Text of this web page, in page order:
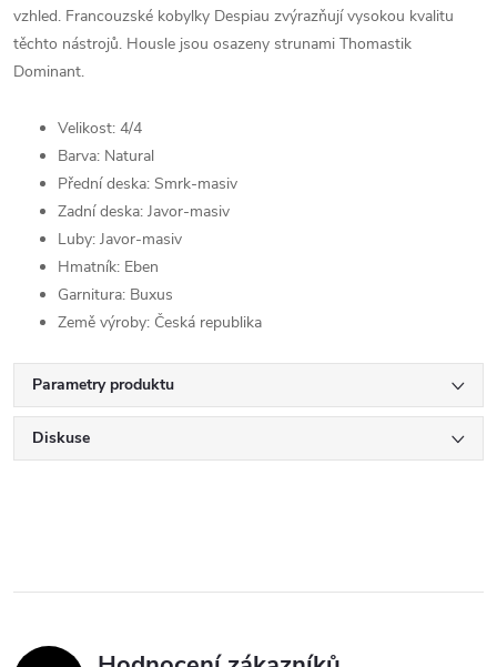
vzhled. Francouzské kobylky Despiau zvýrazňují vysokou kvalitu
těchto nástrojů. Housle jsou osazeny strunami Thomastik
Dominant.
Velikost: 4/4
Barva: Natural
Přední deska: Smrk-masiv
Zadní deska: Javor-masiv
Luby: Javor-masiv
Hmatník: Eben
Garnitura: Buxus
Země výroby: Česká republika
Parametry produktu
Diskuse